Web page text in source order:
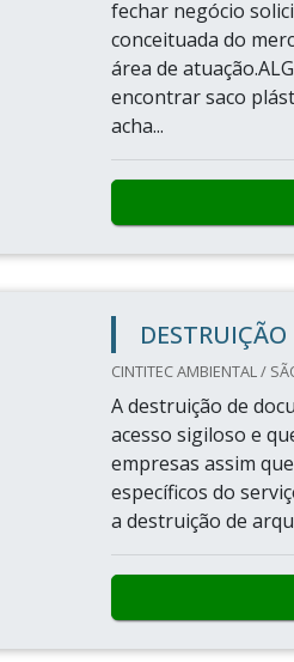
fechar negócio
conceituada do
área de
encontrar saco
acha...
CINTITEC AMBIENTAL /
A destruição de
acesso sigiloso e
empresas assim
específicos do
a destruição de